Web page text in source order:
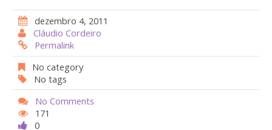
e
b
o
o
k
at
s
A
p
p
itt
er
er
st
dezembro 4, 2011
Cláudio Cordeiro
Permalink
No category
No tags
No Comments
171
0